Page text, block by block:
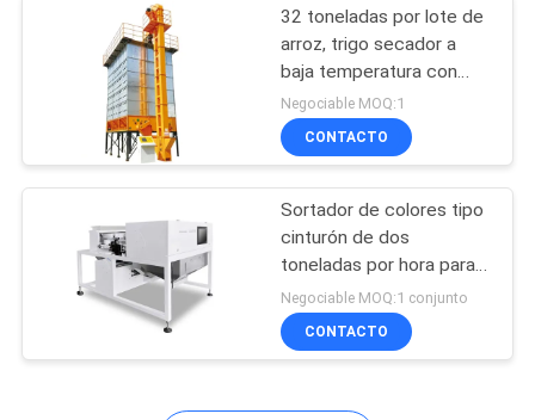
Clasificador de
Color CCD
32 toneladas por lote de
arroz, trigo secador a
baja temperatura con
doble conducto de aire
sistema de doble
circulación
Negociable MOQ:1
CONTACTO
Sortador de colores tipo
cinturón de dos
toneladas por hora para
copos y pellets de
plástico
Negociable MOQ:1 conjunto
CONTACTO